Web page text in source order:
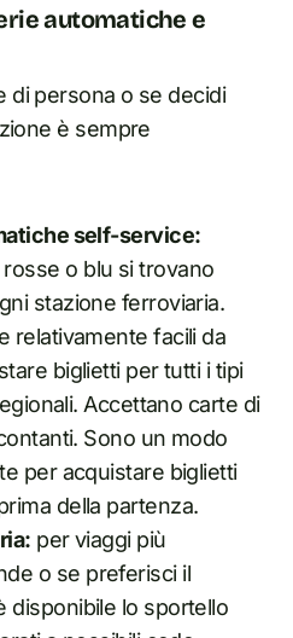
automatiche e
di persona o se decidi
è sempre
self-service:
o blu si trovano
stazione ferroviaria.
relativamente facili da
biglietti per tutti i tipi
Accettano carte di
Sono un modo
per acquistare biglietti
della partenza.
per viaggi più
o se preferisci il
disponibile lo sportello